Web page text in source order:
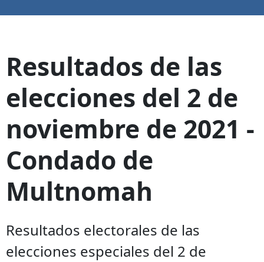
Resultados de las
elecciones del 2 de
noviembre de 2021 -
Condado de
Multnomah
Resultados electorales de las
elecciones especiales del 2 de